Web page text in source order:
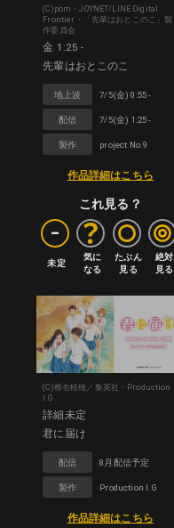
(C)pom・JOYNET/LINE Digital
Frontier・「先輩はおとこのこ」製
作委員会
金 1:25 -
先輩はおとこのこ
地上波 7/5(金) 0:55 -
配信 7/5(金) 1:25 -
製作 project No.9
作品詳細はこちら
これ見る？
-
未定
気に
なる
たぶん
見る
絶対
見る
(C)椎名軽穂／集英社・Production
I.G
詳細未定
君に届け
配信 8月配信予定
製作 Production I.G
作品詳細はこちら